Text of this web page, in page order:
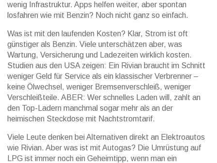
wenig Infrastruktur. Apps helfen weiter, aber spontan
losfahren wie mit Benzin? Noch nicht ganz so einfach.
Was ist mit den laufenden Kosten? Klar, Strom ist oft
günstiger als Benzin. Viele unterschätzen aber, was
Wartung, Versicherung und Ladezeiten wirklich kosten.
Studien aus den USA zeigen: Ein Rivian braucht im Schnitt
weniger Geld für Service als ein klassischer Verbrenner –
keine Ölwechsel, weniger Bremsenverschleiß, weniger
Verschleißteile. ABER: Wer schnelles Laden will, zahlt an
den Top-Ladern manchmal sogar mehr als an der
heimischen Steckdose mit Nachtstromtarif.
Viele Leute denken bei Alternativen direkt an Elektroautos
wie Rivian. Aber was ist mit Autogas? Die Umrüstung auf
LPG ist immer noch ein Geheimtipp, wenn man ein